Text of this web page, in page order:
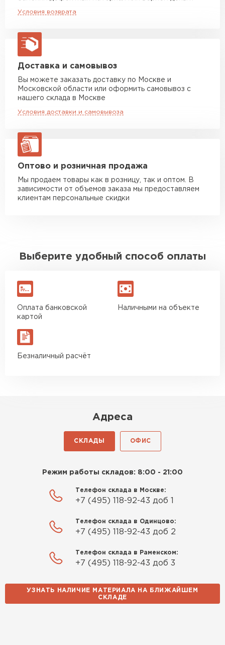
макс. длина груза 13,5 м
Манипулятор до 5 тн
макс. длина груза 6 м
Манипулятор до 10 тн
макс. длина груза 8 м
Манипулятор до 20 тн
Условия возврата
Доставка и самовывоз
Вы можете заказать доставку по Москве и
Московской области или оформить самовывоз с
нашего склада в Москве
Условия доставки и самовывоза
Оптово и розничная продажа
Мы продаем товары как в розницу, так и оптом. В
зависимости от объемов заказа мы предоставляем
клиентам персональные скидки
Выберите удобный способ оплаты
Оплата банковской
картой
Наличными на объекте
Безналичный расчёт
Адреса
СКЛАДЫ ОФИС
Режим работы складов: 8:00 - 21:00
Телефон склада в Москве:
+7 (495) 118-92-43 доб 1
Телефон склада в Одинцово:
+7 (495) 118-92-43 доб 2
Телефон склада в Раменском:
+7 (495) 118-92-43 доб 3
УЗНАТЬ НАЛИЧИЕ МАТЕРИАЛА НА БЛИЖАЙШЕМ
СКЛАДЕ